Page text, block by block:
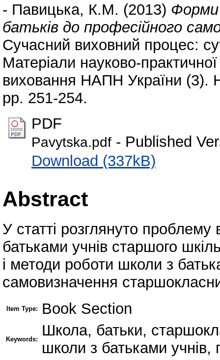
- Павицька, К.М. (2013) Форми
батьків до професійного
Сучасний виховний процес:
Матеріали науково-
виховання НАПН України (3).
pp. 251-254.
PDF
Pavytska.pdf - Published
Download (337kB)
Abstract
У статті розглянуто проблему
батьками учнів старшого
і методи роботи школи з
самовизначення
Item Type: Book Section
Keywords:
Школа, батьки,
школи з батьками